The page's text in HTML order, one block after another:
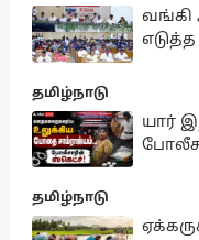
வங்கி
எடுத்த
தமிழ்நாடு
யார்
தமிழ்நாடு